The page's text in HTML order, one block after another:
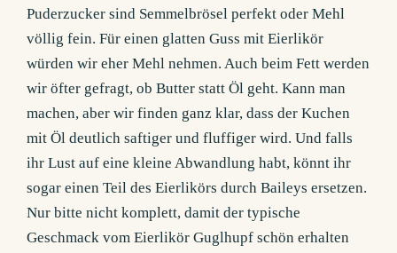
Puderzucker sind Semmelbrösel perfekt oder Mehl
völlig fein. Für einen glatten Guss mit Eierlikör
würden wir eher Mehl nehmen. Auch beim Fett werden
wir öfter gefragt, ob Butter statt Öl geht. Kann man
machen, aber wir finden ganz klar, dass der Kuchen
mit Öl deutlich saftiger und fluffiger wird. Und falls
ihr Lust auf eine kleine Abwandlung habt, könnt ihr
sogar einen Teil des Eierlikörs durch Baileys ersetzen.
Nur bitte nicht komplett, damit der typische
Geschmack vom Eierlikör Guglhupf schön erhalten